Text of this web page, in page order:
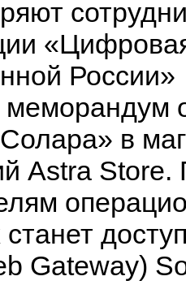
России»
меморандум
в
Astra Store.
Gateway)